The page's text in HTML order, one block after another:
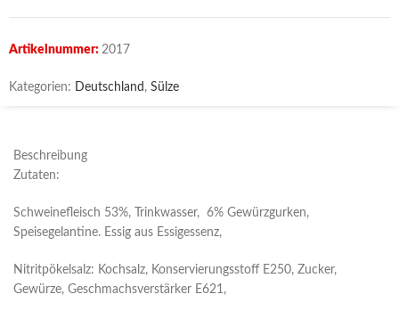
Artikelnummer: 2017
Kategorien: Deutschland , Sülze
Beschreibung
Zutaten:
Schweinefleisch 53%, Trinkwasser, 6% Gewürzgurken,
Speisegelantine. Essig aus Essigessenz,
Nitritpökelsalz: Kochsalz, Konservierungsstoff E250, Zucker,
Gewürze, Geschmachsverstärker E621,